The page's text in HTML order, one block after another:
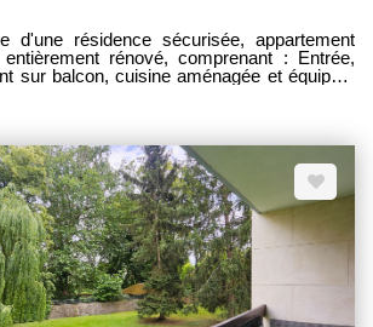
d'une résidence sécurisée, appartement
rénové, comprenant : Entrée,
sur balcon, cuisine aménagée et équipée,